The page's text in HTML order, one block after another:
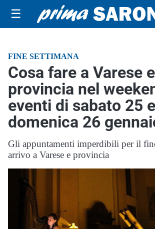
☰
FINE SETTIMANA
Cosa fare a Varese e
provincia nel
eventi di sabato 25 e
domenica 26
Gli appuntamenti imperdibili per il
arrivo a Varese e provincia